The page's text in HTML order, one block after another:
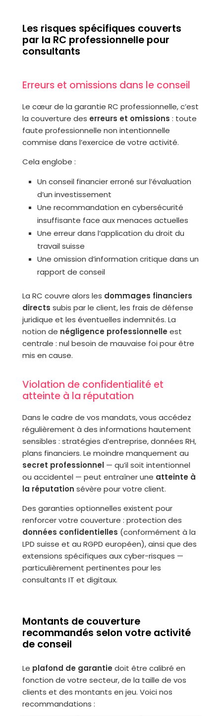
Les risques spécifiques couverts
par la RC professionnelle pour
consultants
Erreurs et omissions dans le conseil
Le cœur de la garantie RC professionnelle, c’est
la couverture des erreurs et omissions : toute
faute professionnelle non intentionnelle
commise dans l’exercice de votre activité.
Cela englobe :
Un conseil financier erroné sur l’évaluation
d’un investissement
Une recommandation en cybersécurité
insuffisante face aux menaces actuelles
Une erreur dans l’application du droit du
travail suisse
Une omission d’information critique dans un
rapport de conseil
La RC couvre alors les dommages financiers
directs subis par le client, les frais de défense
juridique et les éventuelles indemnités. La
notion de négligence professionnelle est
centrale : nul besoin de mauvaise foi pour être
mis en cause.
Violation de confidentialité et
atteinte à la réputation
Dans le cadre de vos mandats, vous accédez
régulièrement à des informations hautement
sensibles : stratégies d’entreprise, données RH,
plans financiers. Le moindre manquement au
secret professionnel— qu’il soit intentionnel
ou accidentel — peut entraîner une atteinte à
la réputation sévère pour votre client.
Des garanties optionnelles existent pour
renforcer votre couverture : protection des
données confidentielles (conformément à la
LPD suisse et au RGPD européen), ainsi que des
extensions spécifiques aux cyber-risques —
particulièrement pertinentes pour les
consultants IT et digitaux.
Montants de couverture
recommandés selon votre activité
de conseil
Le plafond de garantie doit être calibré en
fonction de votre secteur, de la taille de vos
clients et des montants en jeu. Voici nos
recommandations :